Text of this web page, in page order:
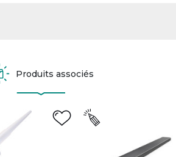
Produits associés